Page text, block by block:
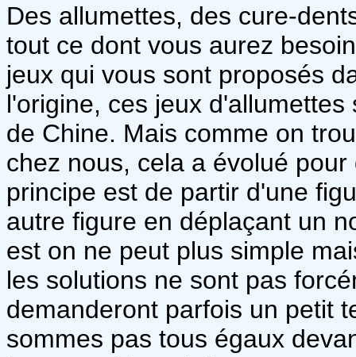
Des allumettes, des cure-
tout ce dont vous aurez
jeux qui vous sont proposés
l'origine, ces jeux
de Chine. Mais comme on
chez nous, cela a évolué
principe est de partir d'une
autre figure en déplaçant un
est on ne peut plus simple
les solutions ne sont pas
demanderont parfois un petit
sommes pas tous égaux